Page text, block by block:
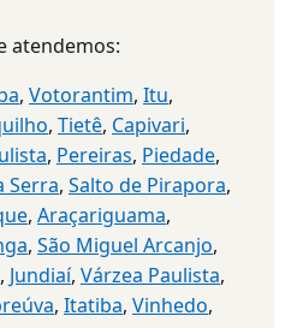
atendemos:
, Votorantim, Itu,
, Tietê, Capivari,
, Pereiras, Piedade,
Serra, Salto de Pirapora,
, Araçariguama,
, São Miguel Arcanjo,
, Jundiaí, Várzea Paulista,
, Itatiba, Vinhedo,